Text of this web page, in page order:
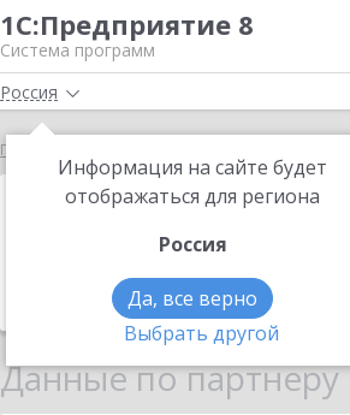
1С:Предприятие 8
Система программ
Россия
Информация на сайте будет
отображаться для региона
Россия
Да, все верно
Выбрать другой
Главная
ИТ-Сервис
644074, Омская обл,
Телефон: 8 (904) 323-7248
Данные по партнеру